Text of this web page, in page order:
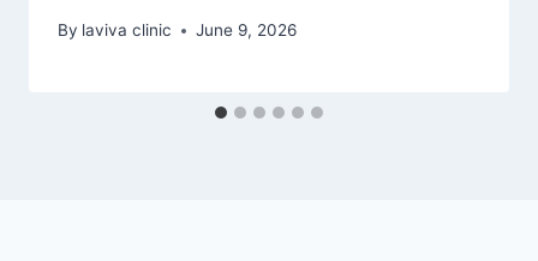
By laviva clinic June 9, 2026